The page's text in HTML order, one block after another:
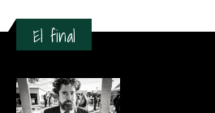
El final